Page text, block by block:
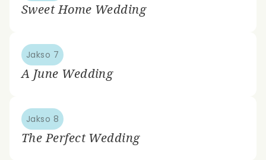
Sweet Home Wedding
Jakso 7
A June Wedding
Jakso 8
The Perfect Wedding